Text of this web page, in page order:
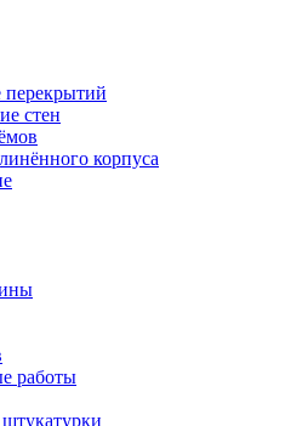
перекрытий
стен
корпуса
работы